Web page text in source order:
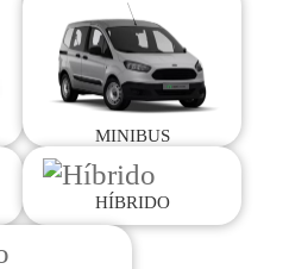
MINIBUS
HÍBRIDO